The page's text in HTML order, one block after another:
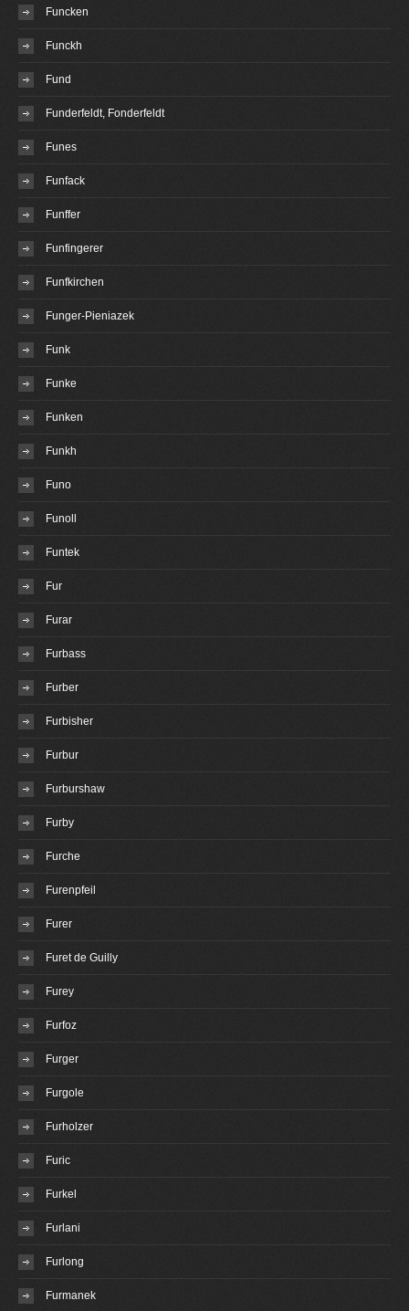
Funcken
Funckh
Fund
Funderfeldt, Fonderfeldt
Funes
Funfack
Funffer
Funfingerer
Funfkirchen
Funger-Pieniazek
Funk
Funke
Funken
Funkh
Funo
Funoll
Funtek
Fur
Furar
Furbass
Furber
Furbisher
Furbur
Furburshaw
Furby
Furche
Furenpfeil
Furer
Furet de Guilly
Furey
Furfoz
Furger
Furgole
Furholzer
Furic
Furkel
Furlani
Furlong
Furmanek